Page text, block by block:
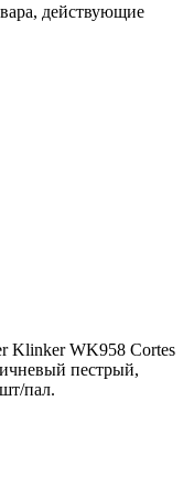
действующие
Klinker WK958 Cortes
пестрый,
пал.